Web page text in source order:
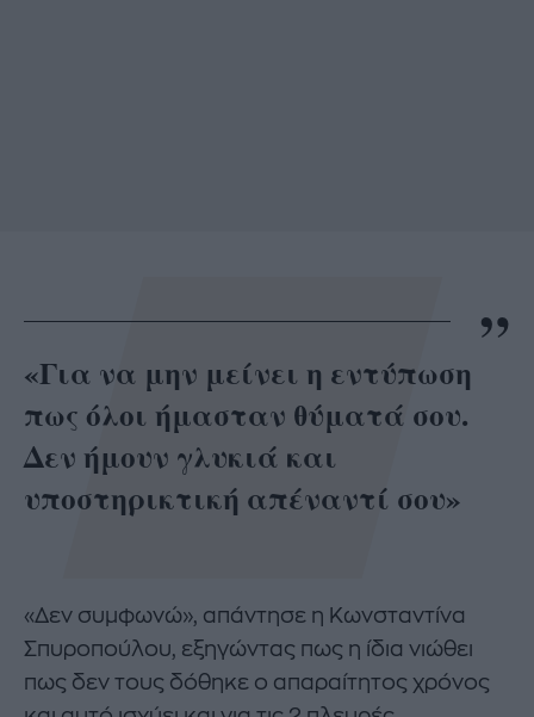
«Για να μην μείνει η εντύπωση
πως όλοι ήμασταν θύματά σου.
Δεν ήμουν γλυκιά και
υποστηρικτική απέναντί σου»
«Δεν συμφωνώ», απάντησε η Κωνσταντίνα
Σπυροπούλου, εξηγώντας πως η ίδια νιώθει
πως δεν τους δόθηκε ο απαραίτητος χρόνος